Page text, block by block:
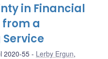
in Financial
from a
2020-55 Lerby Ergun,